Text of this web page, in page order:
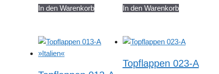
In den Warenkorb
In den Warenkorb
Topflappen 023-A